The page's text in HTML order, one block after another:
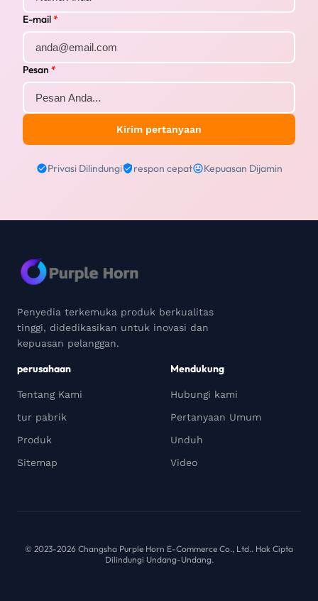
E-mail*
Pesan *
Kirim pertanyaan
Privasi Dilindungi respon cepat Kepuasan Dijamin
Penyedia terkemuka produk berkualitas
tinggi, didedikasikan untuk inovasi dan
kepuasan pelanggan.
perusahaan
Tentang Kami
tur pabrik
Produk
Sitemap
Mendukung
Hubungi kami
Pertanyaan Umum
Unduh
Video
© 2023-2026 Changsha Purple Horn E-Commerce Co., Ltd.. Hak Cipta
Dilindungi Undang-Undang.